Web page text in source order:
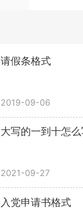
请假条格式
2019-09-06
大写的一到十怎么
2021-09-27
入党申请书格式